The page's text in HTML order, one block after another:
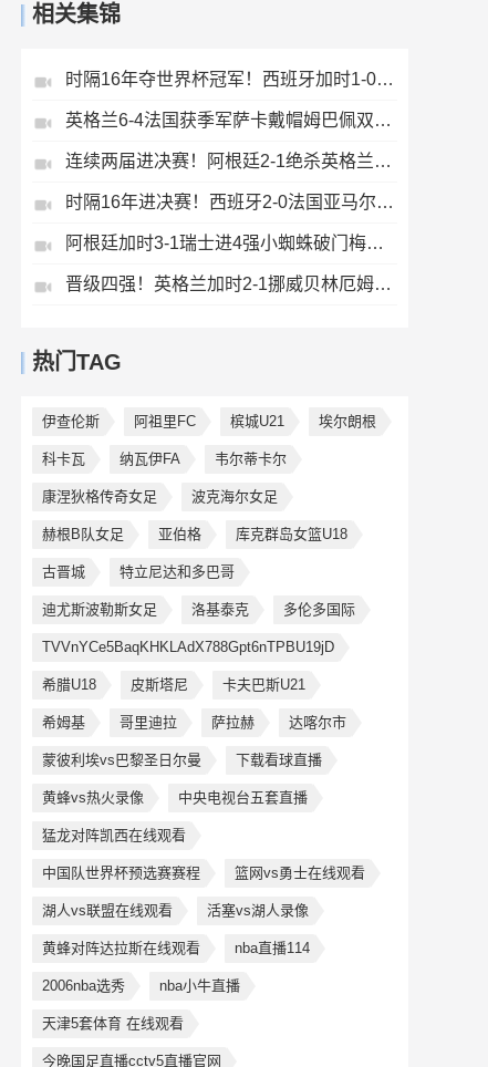
相关集锦
时隔16年夺世界杯冠军！西班牙加时1-0阿根廷费兰制胜恩佐染红
英格兰6-4法国获季军萨卡戴帽姆巴佩双响创纪录奥利塞2助+失良机
连续两届进决赛！阿根廷2-1绝杀英格兰劳塔罗恩佐破门梅西两助攻
时隔16年进决赛！西班牙2-0法国亚马尔造点奥亚萨瓦尔、波罗破门
阿根廷加时3-1瑞士进4强小蜘蛛破门梅西助攻麦卡恩博洛假摔染红
晋级四强！英格兰加时2-1挪威贝林厄姆连场双响谢尔德鲁普破门
热门TAG
伊查伦斯 阿祖里FC 槟城U21 埃尔朗根
科卡瓦 纳瓦伊FA 韦尔蒂卡尔
康涅狄格传奇女足 波克海尔女足
赫根B队女足 亚伯格 库克群岛女篮U18
古晋城 特立尼达和多巴哥
迪尤斯波勒斯女足 洛基泰克 多伦多国际
TVVnYCe5BaqKHKLAdX788Gpt6nTPBU19jD
希腊U18 皮斯塔尼 卡夫巴斯U21
希姆基 哥里迪拉 萨拉赫 达喀尔市
蒙彼利埃vs巴黎圣日尔曼 下载看球直播
黄蜂vs热火录像 中央电视台五套直播
猛龙对阵凯西在线观看
中国队世界杯预选赛赛程 篮网vs勇士在线观看
湖人vs联盟在线观看 活塞vs湖人录像
黄蜂对阵达拉斯在线观看 nba直播114
2006nba选秀 nba小牛直播
天津5套体育 在线观看
今晚国足直播cctv5直播官网